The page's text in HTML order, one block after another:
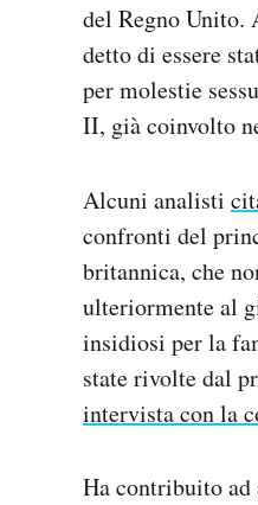
del Regno Unito.
detto di essere
per molestie
II, già coinvolto
Alcuni analisti
confronti del
britannica, che
ulteriormente al
insidiosi per la
state rivolte dal
intervista con la
Ha contribuito ad